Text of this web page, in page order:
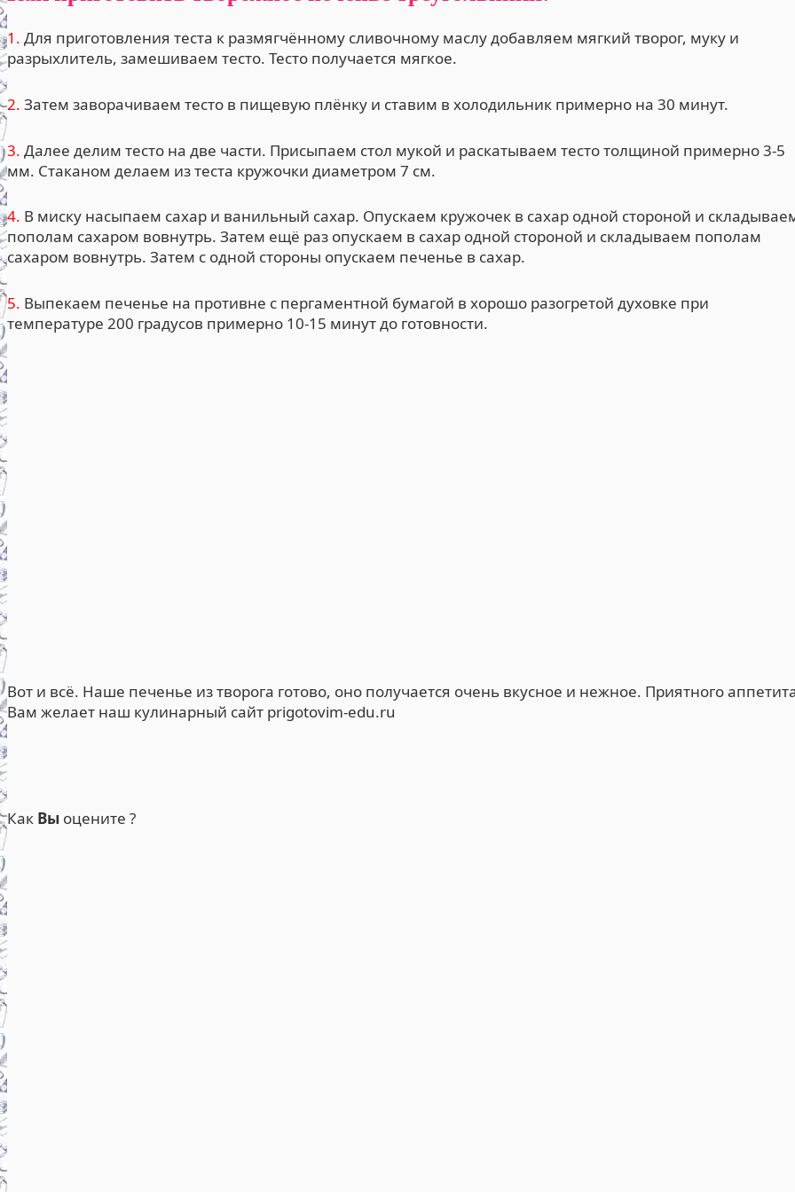
1. Для приготовления теста к размягчённому сливочному маслу добавляем мягкий творог, муку и
разрыхлитель, замешиваем тесто. Тесто получается мягкое.
2. Затем заворачиваем тесто в пищевую плёнку и ставим в холодильник примерно на 30 минут.
3. Далее делим тесто на две части. Присыпаем стол мукой и раскатываем тесто толщиной примерно 3-5
мм. Стаканом делаем из теста кружочки диаметром 7 см.
4. В миску насыпаем сахар и ванильный сахар. Опускаем кружочек в сахар одной стороной и
пополам сахаром вовнутрь. Затем ещё раз опускаем в сахар одной стороной и складываем пополам
сахаром вовнутрь. Затем с одной стороны опускаем печенье в сахар.
5. Выпекаем печенье на противне с пергаментной бумагой в хорошо разогретой духовке при
температуре 200 градусов примерно 10-15 минут до готовности.
Вот и всё. Наше печенье из творога готово, оно получается очень вкусное и нежное. Приятного
Вам желает наш кулинарный сайт prigotovim-edu.ru
Как Вы оцените ?